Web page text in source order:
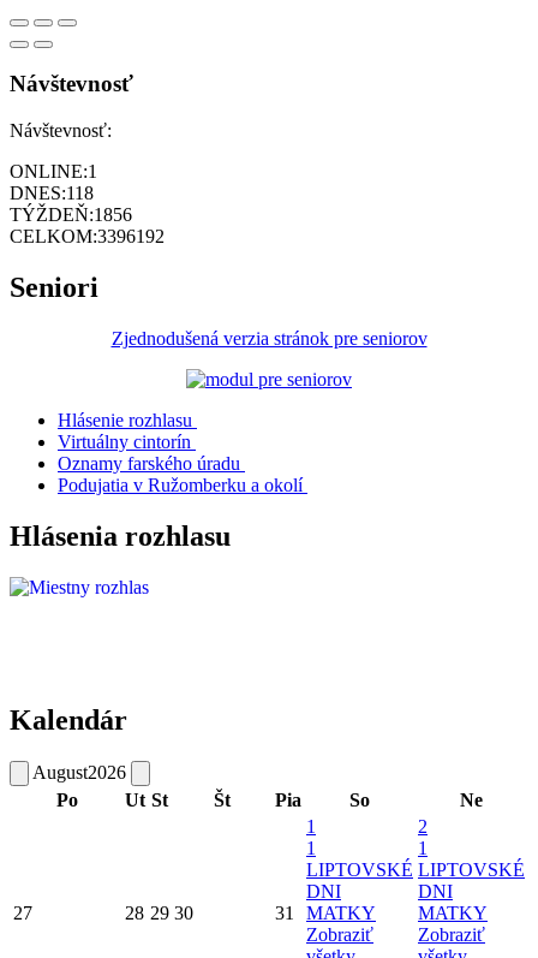
Návštevnosť
Návštevnosť:
ONLINE:1
DNES:118
TÝŽDEŇ:1856
CELKOM:3396192
Seniori
Zjednodušená verzia stránok pre seniorov
Hlásenie rozhlasu
Virtuálny cintorín
Oznamy farského úradu
Podujatia v Ružomberku a okolí
Hlásenia rozhlasu
Kalendár
August2026
Po
Ut St Št Pia So Ne
27 28 29 30 31
1
1
LIPTOVSKÉ
DNI
MATKY
Zobraziť
2
1
LIPTOVSKÉ
DNI
MATKY
Zobraziť